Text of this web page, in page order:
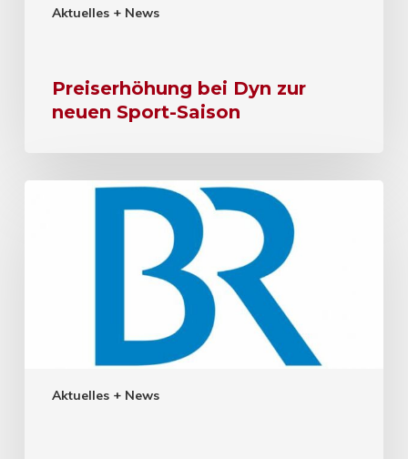
Aktuelles + News
Preiserhöhung bei Dyn zur
neuen Sport-Saison
Aktuelles + News